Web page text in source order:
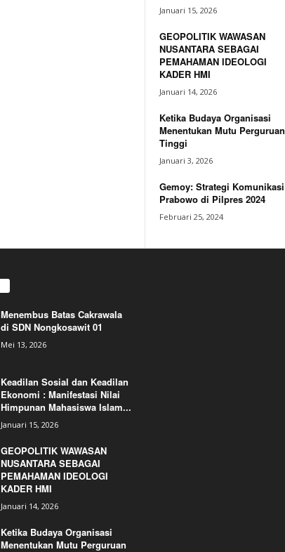
Januari 15, 2026
GEOPOLITIK WAWASAN
NUSANTARA SEBAGAI
PEMAHAMAN IDEOLOGI
KADER HMI
Januari 14, 2026
Ketika Budaya Organisasi
Menentukan Mutu Perguruan
Tinggi
Januari 3, 2026
Gemoy: Strategi Komunikasi
Prabowo di Pilpres 2024
Februari 25, 2024
Menembus Batas Cakrawala
di SDN Nongkosawit 01
Mei 13, 2026
Keadilan Sosial dan Keadilan
Ekonomi : Manifestasi Nilai
Himpunan Mahasiswa Islam...
Januari 15, 2026
GEOPOLITIK WAWASAN
NUSANTARA SEBAGAI
PEMAHAMAN IDEOLOGI
KADER HMI
Januari 14, 2026
Ketika Budaya Organisasi
Menentukan Mutu Perguruan